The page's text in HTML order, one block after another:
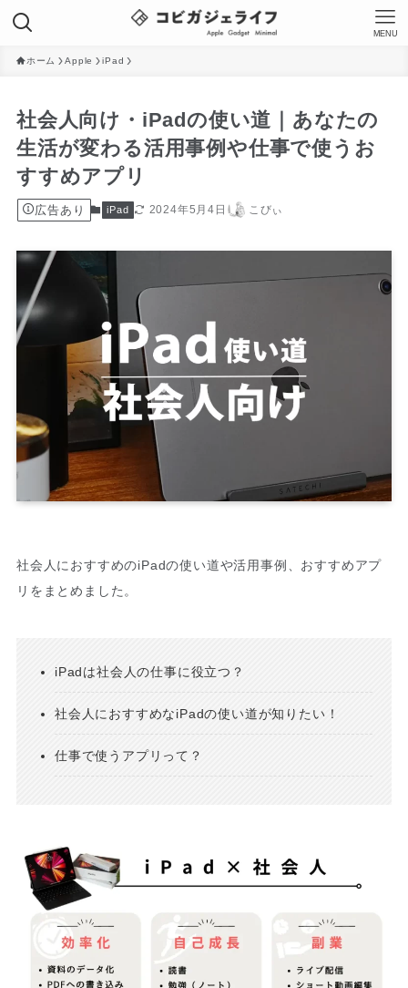
MENU
ホーム Apple iPad
社会人向け・iPadの使い道｜あなたの
生活が変わる活用事例や仕事で使うお
すすめアプリ
広告あり iPad 2024年5月4日 こびぃ
社会人におすすめのiPadの使い道や活用事例、おすすめアプ
リをまとめました。
iPadは社会人の仕事に役立つ？
社会人におすすめなiPadの使い道が知りたい！
仕事で使うアプリって？